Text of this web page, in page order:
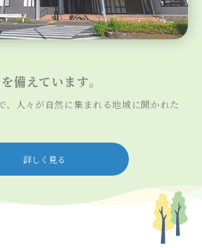
備えています。
人々が自然に集まれる地域に開かれた
詳しく見る